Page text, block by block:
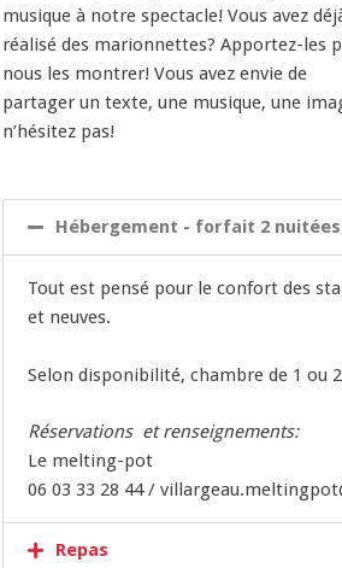
musique à notre spectacle! Vous avez
réalisé des marionnettes? Apportez-les
nous les montrer! Vous avez envie de
partager un texte, une musique, une
n’hésitez pas!
Hébergement - forfait 2 nuitées
Tout est pensé pour le confort des
et neuves.
Selon disponibilité, chambre de 1 ou
Réservations et renseignements:
Le melting-pot
06 03 33 28 44 /
Repas